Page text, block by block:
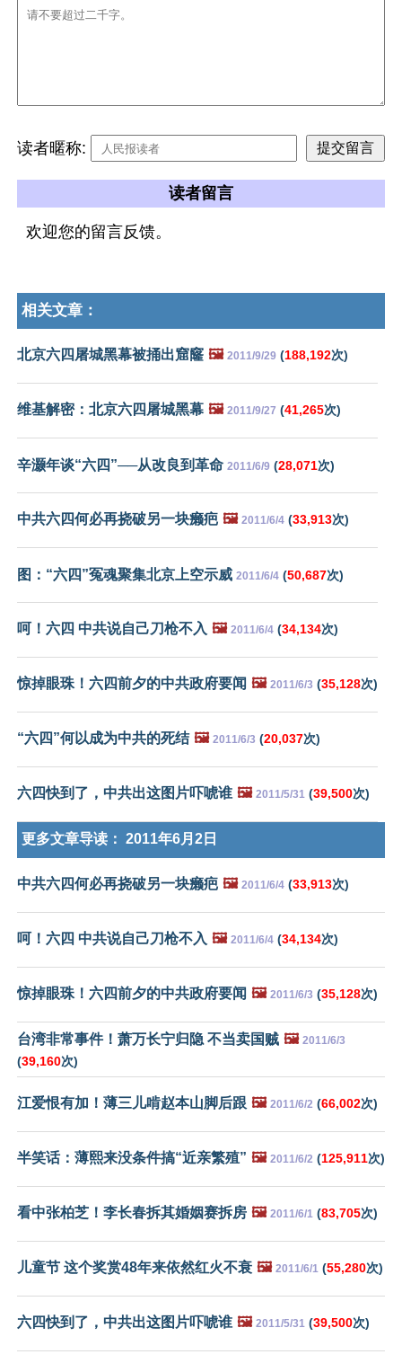
读者暱称:
读者留言
欢迎您的留言反馈。
相关文章：
北京六四屠城黑幕被捅出窟窿 🖼️ 2011/9/29 (188,192次)
维基解密：北京六四屠城黑幕 🖼️ 2011/9/27 (41,265次)
辛灏年谈“六四”──从改良到革命 2011/6/9 (28,071次)
中共六四何必再挠破另一块癞疤 🖼️ 2011/6/4 (33,913次)
图：“六四”冤魂聚集北京上空示威 2011/6/4 (50,687次)
呵！六四 中共说自己刀枪不入 🖼️ 2011/6/4 (34,134次)
惊掉眼珠！六四前夕的中共政府要闻 🖼️ 2011/6/3 (35,128次)
“六四”何以成为中共的死结 🖼️ 2011/6/3 (20,037次)
六四快到了，中共出这图片吓唬谁 🖼️ 2011/5/31 (39,500次)
更多文章导读： 2011年6月2日
中共六四何必再挠破另一块癞疤 🖼️ 2011/6/4 (33,913次)
呵！六四 中共说自己刀枪不入 🖼️ 2011/6/4 (34,134次)
惊掉眼珠！六四前夕的中共政府要闻 🖼️ 2011/6/3 (35,128次)
台湾非常事件！萧万长宁归隐 不当卖国贼 🖼️ 2011/6/3
(39,160次)
江爱恨有加！薄三儿啃赵本山脚后跟 🖼️ 2011/6/2 (66,002次)
半笑话：薄熙来没条件搞“近亲繁殖” 🖼️ 2011/6/2 (125,911次)
看中张柏芝！李长春拆其婚姻赛拆房 🖼️ 2011/6/1 (83,705次)
儿童节 这个奖赏48年来依然红火不衰 🖼️ 2011/6/1 (55,280次)
六四快到了，中共出这图片吓唬谁 🖼️ 2011/5/31 (39,500次)